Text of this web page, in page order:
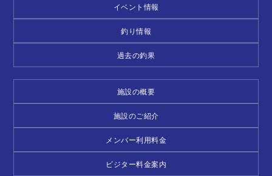
イベント情報
釣り情報
過去の釣果
施設の概要
施設のご紹介
メンバー利用料金
ビジター料金案内